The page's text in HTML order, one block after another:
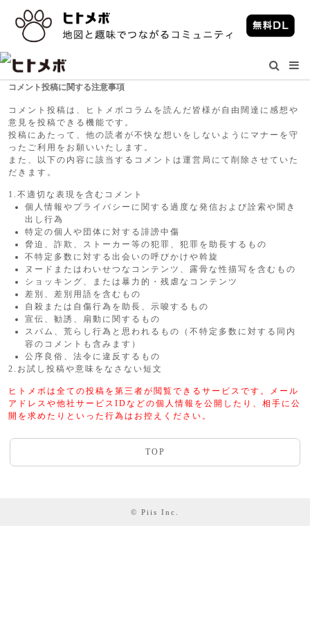
コメント投稿に関する注意事項
コメント投稿は、ヒトメボコラムを読んだ皆様が自由闊達に感想や
意見を投稿できる機能です。
投稿にあたって、他の読者が不快な想いをしないようにマナーを守
ったご利用をお願いいたします。
また、以下の内容に該当するコメントは運営局にて削除させていた
だきます。
1.不適切な表現を含むコメント
個人情報やプライバシーに関する過度な発信および詮索や聞き
出し行為
特定の個人や団体に対する誹謗中傷
脅迫、詐欺、ストーカー等の犯罪、犯罪を助長するもの
不特定多数に対する出会いの呼びかけや斡旋
ヌードまたはわいせつなコンテンツ、露骨な性描写を含むもの
ショッキング、または暴力的・残虐なコンテンツ
差別、差別用語を含むもの
自殺または自傷行為を助長、示唆するもの
宣伝、勧誘、扇動に関するもの
スパム、荒らし行為と思われるもの（不特定多数に対する同内
容のコメントも含みます）
公序良俗、法令に違反するもの
2.お試し投稿や意味をなさない短文
ヒトメボは全ての投稿を第三者が閲覧できるサービスです。メール
アドレスや他社サービスIDなどの個人情報を公開したり、相手に公
開を求めたりといった行為はお控えください。
TOP
© Piis Inc.